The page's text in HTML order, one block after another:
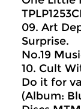
09. Art
Surprise.
No.19
10. Cult
Do it for
(Album: